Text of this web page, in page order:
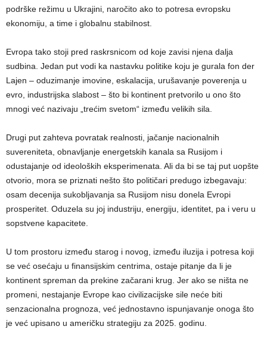
podrške režimu u Ukrajini, naročito ako to potresa evropsku
ekonomiju, a time i globalnu stabilnost.
Evropa tako stoji pred raskrsnicom od koje zavisi njena dalja
sudbina. Jedan put vodi ka nastavku politike koju je gurala fon der
Lajen – oduzimanje imovine, eskalacija, urušavanje poverenja u
evro, industrijska slabost – što bi kontinent pretvorilo u ono što
mnogi već nazivaju „trećim svetom“ između velikih sila.
Drugi put zahteva povratak realnosti, jačanje nacionalnih
suvereniteta, obnavljanje energetskih kanala sa Rusijom i
odustajanje od ideoloških eksperimenata. Ali da bi se taj put uopšte
otvorio, mora se priznati nešto što političari predugo izbegavaju:
osam decenija sukobljavanja sa Rusijom nisu donela Evropi
prosperitet. Oduzela su joj industriju, energiju, identitet, pa i veru u
sopstvene kapacitete.
U tom prostoru između starog i novog, između iluzija i potresa koji
se već osećaju u finansijskim centrima, ostaje pitanje da li je
kontinent spreman da prekine začarani krug. Jer ako se ništa ne
promeni, nestajanje Evrope kao civilizacijske sile neće biti
senzacionalna prognoza, već jednostavno ispunjavanje onoga što
je već upisano u američku strategiju za 2025. godinu.